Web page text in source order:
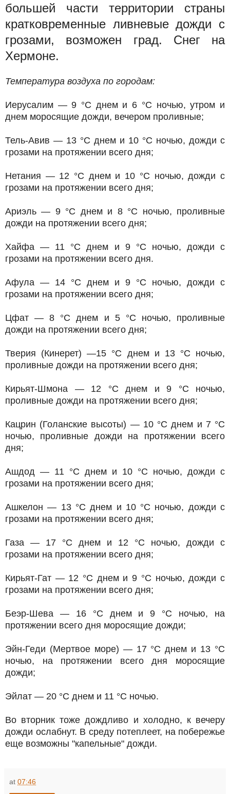
большей части территории страны
кратковременные ливневые дожди с
грозами, возможен град. Снег на
Хермоне.
Температура воздуха по городам:
Иерусалим — 9 °C днем и 6 °C ночью, утром и
днем моросящие дожди, вечером проливные;
Тель-Авив — 13 °C днем и 10 °C ночью, дожди с
грозами на протяжении всего дня;
Нетания — 12 °C днем и 10 °C ночью, дожди с
грозами на протяжении всего дня;
Ариэль — 9 °C днем и 8 °C ночью, проливные
дожди на протяжении всего дня;
Хайфа — 11 °C днем и 9 °C ночью, дожди с
грозами на протяжении всего дня.
Афула — 14 °C днем и 9 °C ночью, дожди с
грозами на протяжении всего дня;
Цфат — 8 °C днем и 5 °C ночью, проливные
дожди на протяжении всего дня;
Тверия (Кинерет) —15 °C днем и 13 °C ночью,
проливные дожди на протяжении всего дня;
Кирьят-Шмона — 12 °C днем и 9 °C ночью,
проливные дожди на протяжении всего дня;
Кацрин (Голанские высоты) — 10 °C днем и 7 °C
ночью, проливные дожди на протяжении всего
дня;
Ашдод — 11 °C днем и 10 °C ночью, дожди с
грозами на протяжении всего дня;
Ашкелон — 13 °C днем и 10 °C ночью, дожди с
грозами на протяжении всего дня;
Газа — 17 °C днем и 12 °C ночью, дожди с
грозами на протяжении всего дня;
Кирьят-Гат — 12 °C днем и 9 °C ночью, дожди с
грозами на протяжении всего дня;
Беэр-Шева — 16 °C днем и 9 °C ночью, на
протяжении всего дня моросящие дожди;
Эйн-Геди (Мертвое море) — 17 °C днем и 13 °C
ночью, на протяжении всего дня моросящие
дожди;
Эйлат — 20 °C днем и 11 °C ночью.
Во вторник тоже дождливо и холодно, к вечеру
дожди ослабнут. В среду потеплеет, на побережье
еще возможны "капельные" дожди.
at 07:46